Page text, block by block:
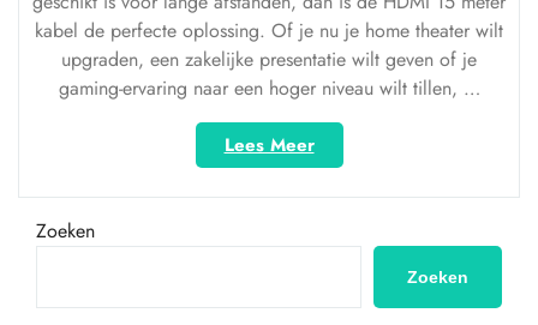
kabel de perfecte oplossing. Of je nu je home theater wilt
upgraden, een zakelijke presentatie wilt geven of je
gaming-ervaring naar een hoger niveau wilt tillen, …
Lees Meer“Haal
het
maximale
je
audiovisuele
setup
Zoeken
Zoeken